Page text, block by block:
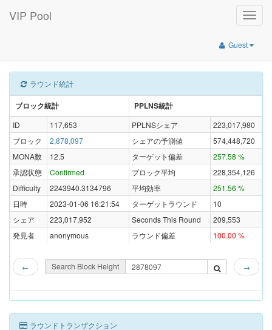
Toggle
VIP Pool
Guest
ラウンド統計
ブロック統計 PPLNS統計
ID 117,653 PPLNSシェア
223,017,980
ブロック
2,878,097 シェアの予測値
574,448,720
MONA数
12.5 ターゲット偏差
257.58 %
承認状態
Confirmed ブロック平均
228,354,126
Difficulty
2243940.3134796 平均効率
251.56 %
日時
2023-01-06 16:21:54 ターゲットラウンド
10
シェア
223,017,952 Seconds This Round
209,553
発見者
anonymous ラウンド偏差 100.00 %
← Search Block Height →
ラウンドトランザクション